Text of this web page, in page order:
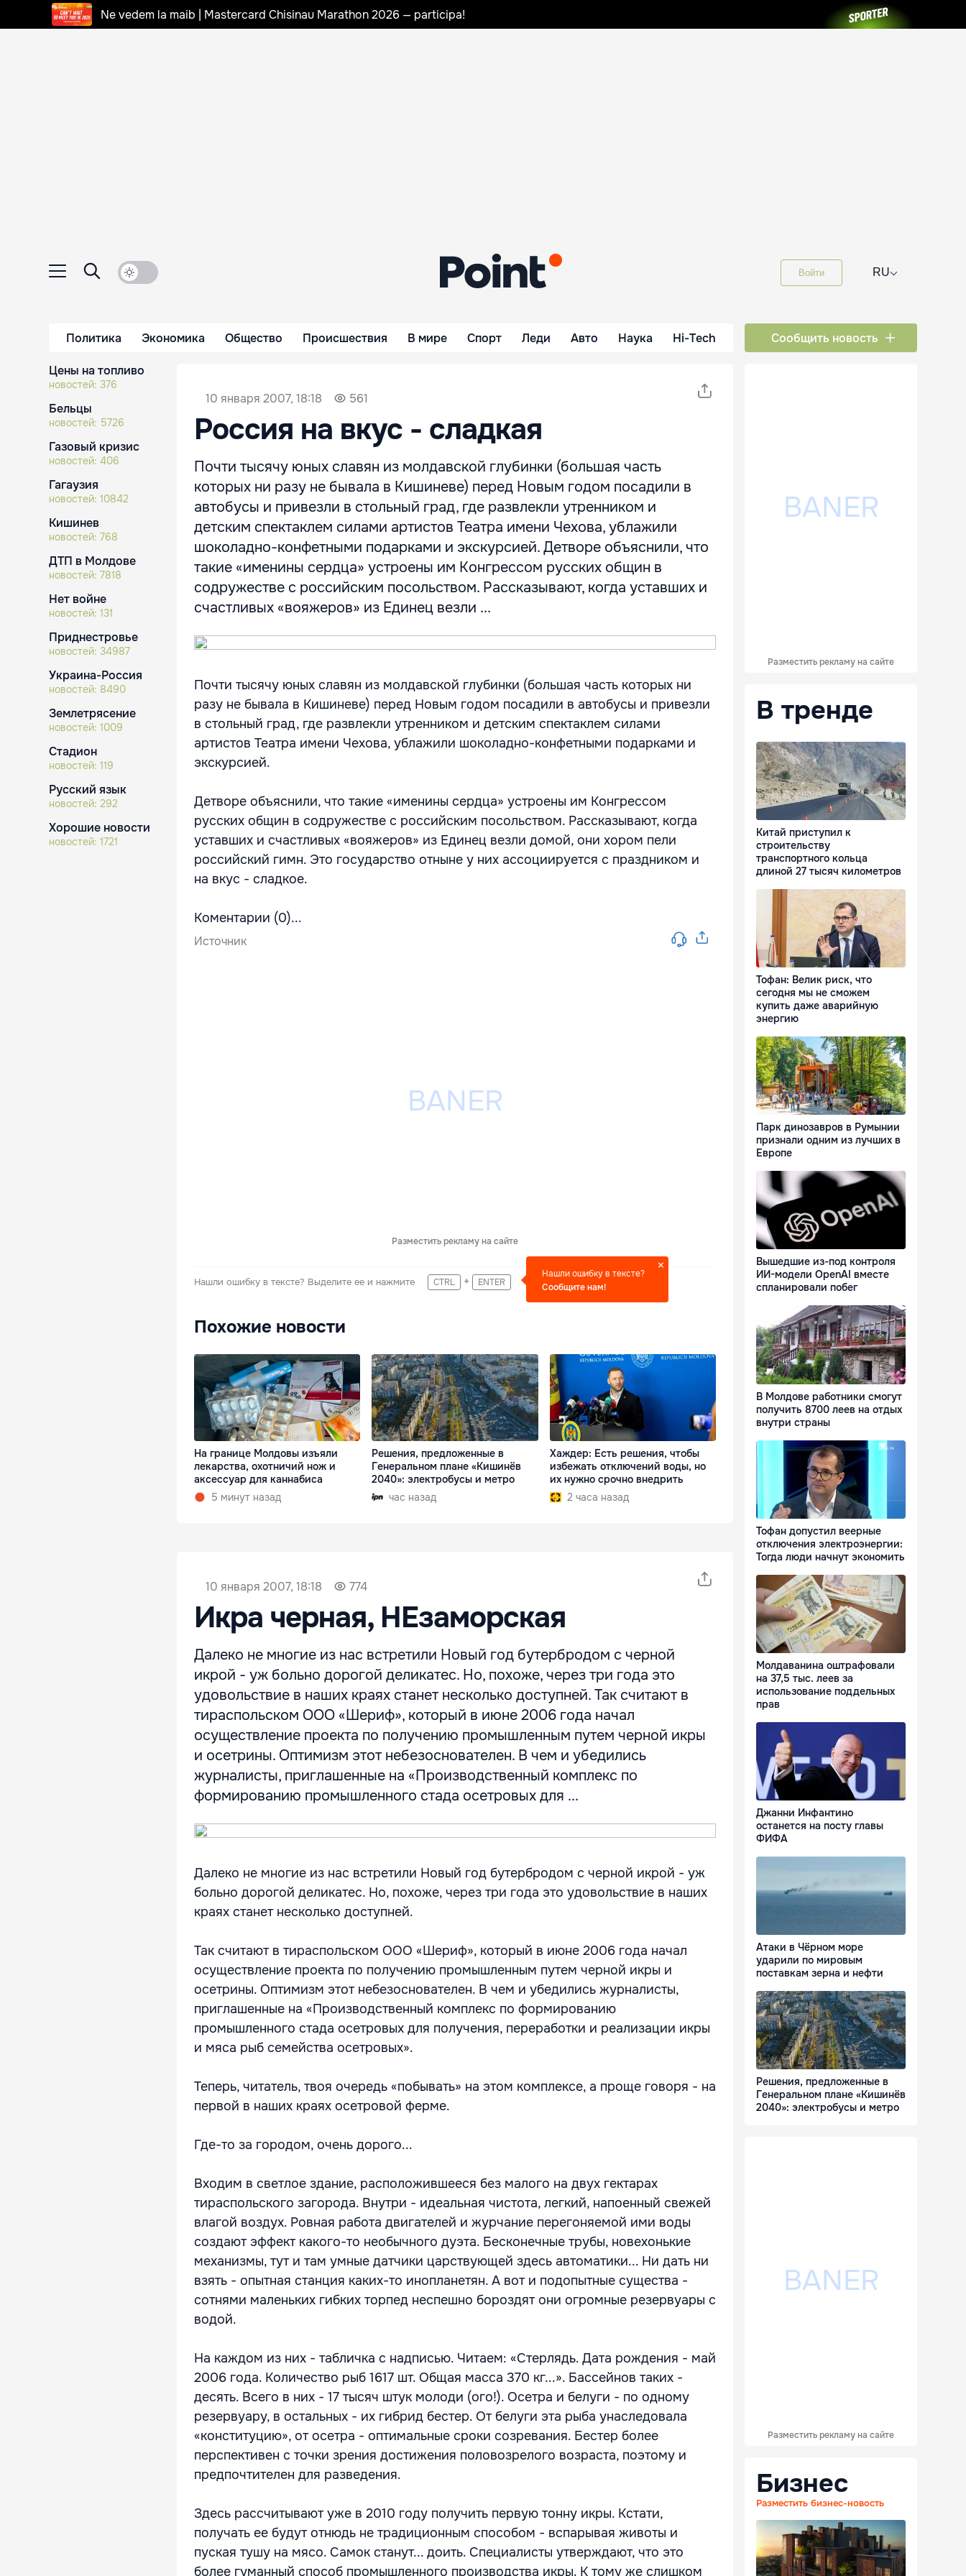
Ne vedem la maib | Mastercard Chisinau Marathon 2026 — participa!
Войти RU⌵
Политика Экономика Общество Происшествия В мире Спорт Леди Авто Наука Hi-Tech Сообщить новость
Цены на топливо
новостей: 376
Бельцы
новостей: 5726
Газовый кризис
новостей: 406
Гагаузия
новостей: 10842
Кишинев
новостей: 768
ДТП в Молдове
новостей: 7818
Нет войне
новостей: 131
Приднестровье
новостей: 34987
Украина-Россия
новостей: 8490
Землетрясение
новостей: 1009
Стадион
новостей: 119
Русский язык
новостей: 292
Хорошие новости
новостей: 1721
10 января 2007, 18:18 561
Россия на вкус - сладкая
Почти тысячу юных славян из молдавской глубинки (большая часть
которых ни разу не бывала в Кишиневе) перед Новым годом посадили в
автобусы и привезли в стольный град, где развлекли утренником и
детским спектаклем силами артистов Театра имени Чехова, ублажили
шоколадно-конфетными подарками и экскурсией. Детворе объяснили, что
такие «именины сердца» устроены им Конгрессом русских общин в
содружестве с российским посольством. Рассказывают, когда уставших и
счастливых «вояжеров» из Единец везли ...
Почти тысячу юных славян из молдавской глубинки (большая часть которых ни
разу не бывала в Кишиневе) перед Новым годом посадили в автобусы и привезли
в стольный град, где развлекли утренником и детским спектаклем силами
артистов Театра имени Чехова, ублажили шоколадно-конфетными подарками и
экскурсией.
Детворе объяснили, что такие «именины сердца» устроены им Конгрессом
русских общин в содружестве с российским посольством. Рассказывают, когда
уставших и счастливых «вояжеров» из Единец везли домой, они хором пели
российский гимн. Это государство отныне у них ассоциируется с праздником и
на вкус - сладкое.
Коментарии (0)...
Источник
Разместить рекламу на сайте
Нашли ошибку в тексте? Выделите ее и нажмите CTRL + ENTER
Нашли ошибку в тексте?
Сообщите нам!
Похожие новости
На границе Молдовы изъяли
лекарства, охотничий нож и
аксессуар для каннабиса
5 минут назад
Решения, предложенные в
Генеральном плане «Кишинёв
2040»: электробусы и метро
час назад
Хаждер: Есть решения, чтобы
избежать отключений воды, но
их нужно срочно внедрить
2 часа назад
10 января 2007, 18:18 774
Икра черная, НЕзаморская
Далеко не многие из нас встретили Новый год бутербродом с черной
икрой - уж больно дорогой деликатес. Но, похоже, через три года это
удовольствие в наших краях станет несколько доступней. Так считают в
тираспольском ООО «Шериф», который в июне 2006 года начал
осуществление проекта по получению промышленным путем черной икры
и осетрины. Оптимизм этот небезоснователен. В чем и убедились
журналисты, приглашенные на «Производственный комплекс по
формированию промышленного стада осетровых для ...
Далеко не многие из нас встретили Новый год бутербродом с черной икрой - уж
больно дорогой деликатес. Но, похоже, через три года это удовольствие в наших
краях станет несколько доступней.
Так считают в тираспольском ООО «Шериф», который в июне 2006 года начал
осуществление проекта по получению промышленным путем черной икры и
осетрины. Оптимизм этот небезоснователен. В чем и убедились журналисты,
приглашенные на «Производственный комплекс по формированию
промышленного стада осетровых для получения, переработки и реализации икры
и мяса рыб семейства осетровых».
Теперь, читатель, твоя очередь «побывать» на этом комплексе, а проще говоря - на
первой в наших краях осетровой ферме.
Где-то за городом, очень дорого...
Входим в светлое здание, расположившееся без малого на двух гектарах
тираспольского загорода. Внутри - идеальная чистота, легкий, напоенный свежей
влагой воздух. Ровная работа двигателей и журчание перегоняемой ими воды
создают эффект какого-то необычного дуэта. Бесконечные трубы, новехонькие
механизмы, тут и там умные датчики царствующей здесь автоматики... Ни дать ни
взять - опытная станция каких-то инопланетян. А вот и подопытные существа -
сотнями маленьких гибких торпед неспешно бороздят они огромные резервуары с
водой.
На каждом из них - табличка с надписью. Читаем: «Стерлядь. Дата рождения - май
2006 года. Количество рыб 1617 шт. Общая масса 370 кг...». Бассейнов таких -
десять. Всего в них - 17 тысяч штук молоди (ого!). Осетра и белуги - по одному
резервуару, в остальных - их гибрид бестер. От белуги эта рыба унаследовала
«конституцию», от осетра - оптимальные сроки созревания. Бестер более
перспективен с точки зрения достижения половозрелого возраста, поэтому и
предпочтителен для разведения.
Здесь рассчитывают уже в 2010 году получить первую тонну икры. Кстати,
получать ее будут отнюдь не традиционным способом - вспарывая животы и
пуская тушу на мясо. Самок станут... доить. Специалисты утверждают, что это
более гуманный способ промышленного производства икры. К тому же слишком
Разместить рекламу на сайте
В тренде
Китай приступил к
строительству
транспортного кольца
длиной 27 тысяч километров
Тофан: Велик риск, что
сегодня мы не сможем
купить даже аварийную
энергию
Парк динозавров в Румынии
признали одним из лучших в
Европе
Вышедшие из-под контроля
ИИ-модели OpenAI вместе
спланировали побег
В Молдове работники смогут
получить 8700 леев на отдых
внутри страны
Тофан допустил веерные
отключения электроэнергии:
Тогда люди начнут экономить
Молдаванина оштрафовали
на 37,5 тыс. леев за
использование поддельных
прав
Джанни Инфантино
останется на посту главы
ФИФА
Атаки в Чёрном море
ударили по мировым
поставкам зерна и нефти
Решения, предложенные в
Генеральном плане «Кишинёв
2040»: электробусы и метро
Разместить рекламу на сайте
Бизнес
Разместить бизнес-новость